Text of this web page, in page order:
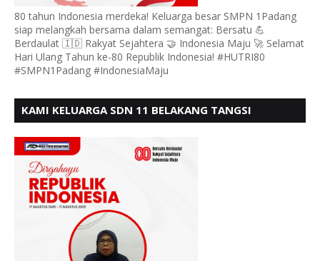
80 tahun Indonesia merdeka! Keluarga besar SMPN 1Padang
siap melangkah bersama dalam semangat: Bersatu 💪
Berdaulat 🇮🇩 Rakyat Sejahtera 🤝 Indonesia Maju 🚀 Selamat
Hari Ulang Tahun ke-80 Republik Indonesia! #HUTRI80
#SMPN1Padang #IndonesiaMaju
KAMI KELUARGA SDN 11 BELAKANG TANGSI